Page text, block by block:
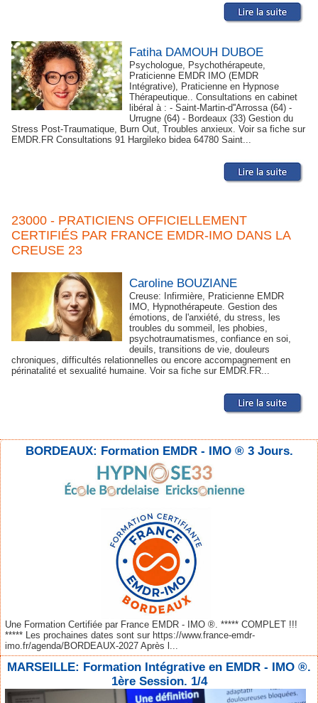
Fatiha DAMOUH DUBOE
Psychologue, Psychothérapeute,
Praticienne EMDR IMO (EMDR
Intégrative), Praticienne en Hypnose
Thérapeutique.. Consultations en cabinet
libéral à : - Saint-Martin-d''Arrossa (64) -
Urrugne (64) - Bordeaux (33) Gestion du
Stress Post-Traumatique, Burn Out, Troubles anxieux. Voir sa fiche sur
EMDR.FR Consultations 91 Hargileko bidea 64780 Saint...
23000 - PRATICIENS OFFICIELLEMENT
CERTIFIÉS PAR FRANCE EMDR-IMO DANS LA
CREUSE 23
Caroline BOUZIANE
Creuse: Infirmière, Praticienne EMDR
IMO, Hypnothérapeute. Gestion des
émotions, de l'anxiété, du stress, les
troubles du sommeil, les phobies,
psychotraumatismes, confiance en soi,
deuils, transitions de vie, douleurs
chroniques, difficultés relationnelles ou encore accompagnement en
périnatalité et sexualité humaine. Voir sa fiche sur EMDR.FR...
BORDEAUX: Formation EMDR - IMO ® 3 Jours.
Une Formation Certifiée par France EMDR - IMO ®. ***** COMPLET !!!
***** Les prochaines dates sont sur https://www.france-emdr-
imo.fr/agenda/BORDEAUX-2027 Après l...
MARSEILLE: Formation Intégrative en EMDR - IMO ®.
1ère Session. 1/4